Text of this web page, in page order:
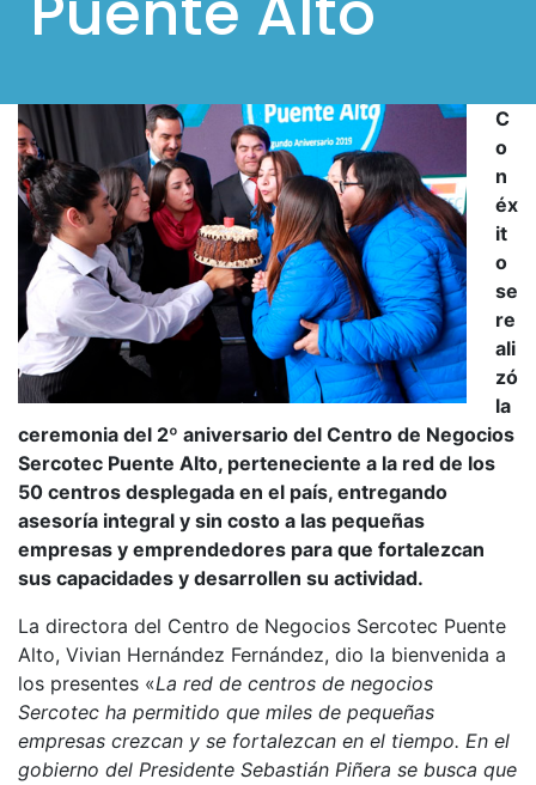
r
a
m
ó
v
l
e
s
C
o
n
éx
it
o
se
re
ali
zó
la
ceremonia del 2º aniversario del Centro de Negocios
Sercotec Puente Alto, perteneciente a la red de los
50 centros desplegada en el país, entregando
asesoría integral y sin costo a las pequeñas
empresas y emprendedores para que fortalezcan
sus capacidades y desarrollen su actividad.
La directora del Centro de Negocios Sercotec Puente
Alto, Vivian Hernández Fernández, dio la bienvenida a
los presentes «La red de centros de negocios
Sercotec ha permitido que miles de pequeñas
empresas crezcan y se fortalezcan en el tiempo. En el
gobierno del Presidente Sebastián Piñera se busca que